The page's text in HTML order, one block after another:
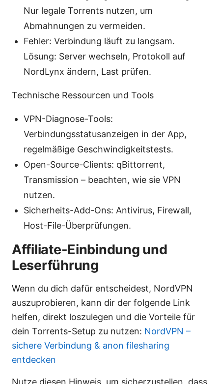
Nur legale Torrents nutzen, um
Abmahnungen zu vermeiden.
Fehler: Verbindung läuft zu langsam.
Lösung: Server wechseln, Protokoll auf
NordLynx ändern, Last prüfen.
Technische Ressourcen und Tools
VPN-Diagnose-Tools:
Verbindungsstatusanzeigen in der App,
regelmäßige Geschwindigkeitstests.
Open-Source-Clients: qBittorrent,
Transmission – beachten, wie sie VPN
nutzen.
Sicherheits-Add-Ons: Antivirus, Firewall,
Host-File-Überprüfungen.
Affiliate-Einbindung und
Leserführung
Wenn du dich dafür entscheidest, NordVPN
auszuprobieren, kann dir der folgende Link
helfen, direkt loszulegen und die Vorteile für
dein Torrents-Setup zu nutzen: NordVPN –
sichere Verbindung & anon filesharing
entdecken
Nutze diesen Hinweis, um sicherzustellen, dass